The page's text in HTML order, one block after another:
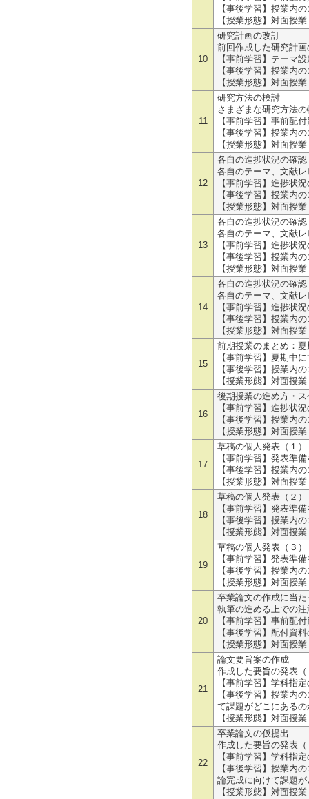
【事後学習】授業内
【授業形態】対面授業
10
研究計画の改訂
前回作成した研究計
【事前学習】テーマ
【事後学習】授業内
【授業形態】対面授業
11
研究方法の検討
さまざまな研究方法
【事前学習】事前配
【事後学習】授業内
【授業形態】対面授業
12
各自の進捗状況の確認
各自のテーマ、文献
【事前学習】進捗状
【事後学習】授業内
【授業形態】対面授業
13
各自の進捗状況の確認
各自のテーマ、文献
【事前学習】進捗状
【事後学習】授業内
【授業形態】対面授業
14
各自の進捗状況の確認
各自のテーマ、文献
【事前学習】進捗状
【事後学習】授業内
【授業形態】対面授業
15
前期授業のまとめ：
【事前学習】夏期中
【事後学習】授業内
【授業形態】対面授業
16
後期授業の進め方・
【事前学習】進捗状
【事後学習】授業内
【授業形態】対面授業
17
草稿の個人発表（１）
【事前学習】発表準
【事後学習】授業内
【授業形態】対面授業
18
草稿の個人発表（２）
【事前学習】発表準
【事後学習】授業内
【授業形態】対面授業
19
草稿の個人発表（３）
【事前学習】発表準
【事後学習】授業内
【授業形態】対面授業
20
卒業論文の作成に当
執筆の進める上での
【事前学習】事前配
【事後学習】配付資
【授業形態】対面授業
21
論文要旨案の作成
作成した要旨の発表
【事前学習】学科指
【事後学習】授業内
て課題がどこにある
【授業形態】対面授業
22
卒業論文の仮提出
作成した要旨の発表
【事前学習】学科指
【事後学習】授業内
論完成に向けて課題
【授業形態】対面授業